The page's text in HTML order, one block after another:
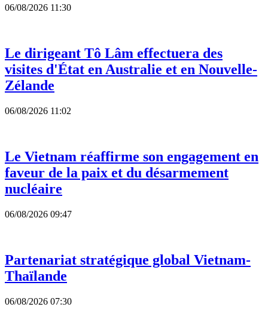
06/08/2026 11:30
Le dirigeant Tô Lâm effectuera des
visites d'État en Australie et en Nouvelle-
Zélande
06/08/2026 11:02
Le Vietnam réaffirme son engagement en
faveur de la paix et du désarmement
nucléaire
06/08/2026 09:47
Partenariat stratégique global Vietnam-
Thaïlande
06/08/2026 07:30